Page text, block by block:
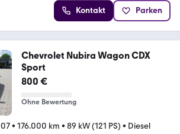
Kontakt Parken
Chevrolet Nubira Wagon CDX
Sport
800 €
Ohne Bewertung
• 176.000 km • 89 kW (121 PS) • Diesel